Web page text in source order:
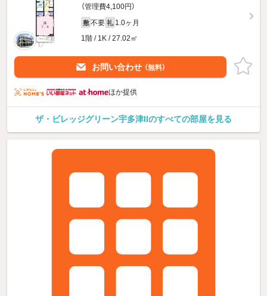
（管理費4,100円）
敷 不要 礼 1.0ヶ月
1階 / 1K / 27.02㎡
お問い合わせ （無料）
ほか提供
ザ・ビレッジグリーン宇多津IIのすべての部屋を見る